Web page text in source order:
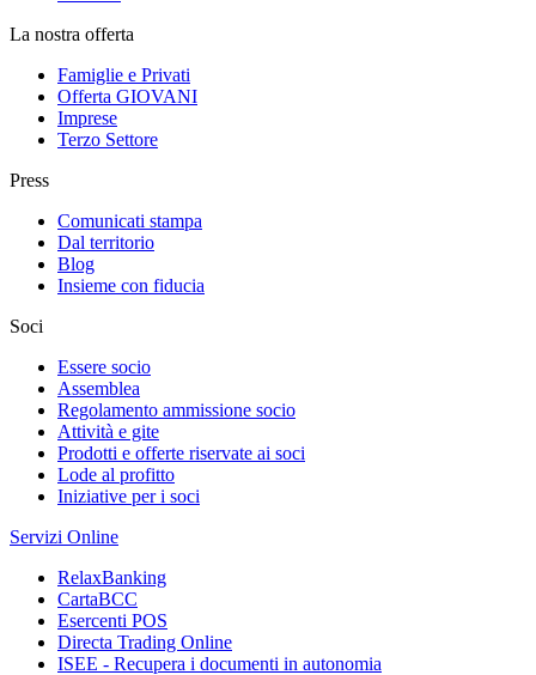
La nostra offerta
Famiglie e Privati
Offerta GIOVANI
Imprese
Terzo Settore
Press
Comunicati stampa
Dal territorio
Blog
Insieme con fiducia
Soci
Essere socio
Assemblea
Regolamento ammissione socio
Attività e gite
Prodotti e offerte riservate ai soci
Lode al profitto
Iniziative per i soci
Servizi Online
RelaxBanking
CartaBCC
Esercenti POS
Directa Trading Online
ISEE - Recupera i documenti in autonomia